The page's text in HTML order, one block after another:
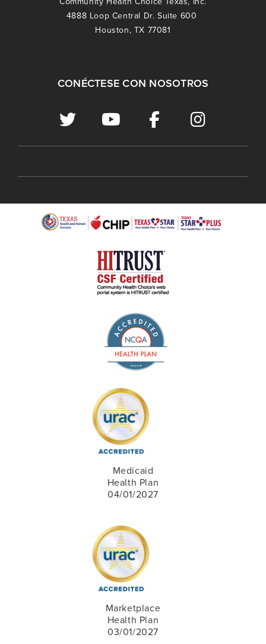
4888 Loop Central Dr. Suite 600
Houston, TX 77081
CONÉCTESE CON NOSOTROS
Medicaid
Health Plan
04/01/2027
Marketplace
Health Plan
03/01/2027